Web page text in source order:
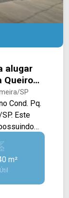
alugar
Queiroz
SP
Cond. Pq.
>
Souza
à Av.
Balsa e Av.
m²